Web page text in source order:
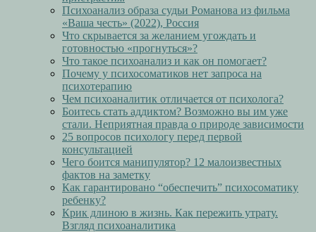
Психоанализ образа судьи Романова из фильма
«Ваша честь» (2022), Россия
Что скрывается за желанием угождать и
готовностью «прогнуться»?
Что такое психоанализ и как он помогает?
Почему у психосоматиков нет запроса на
психотерапию
Чем психоаналитик отличается от психолога?
Боитесь стать аддиктом? Возможно вы им уже
стали. Неприятная правда о природе зависимости
25 вопросов психологу перед первой
консультацией
Чего боится манипулятор? 12 малоизвестных
фактов на заметку
Как гарантировано “обеспечить” психосоматику
ребенку?
Крик длиною в жизнь. Как пережить утрату.
Взгляд психоаналитика